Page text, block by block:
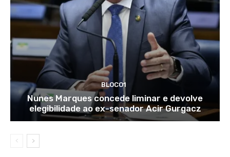
BLOCO1
Nunes Marques concede liminar e devolve
elegibilidade ao ex-senador Acir Gurgacz